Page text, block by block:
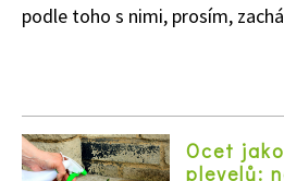
podle toho s nimi, prosím,
Ocet
plevelů: